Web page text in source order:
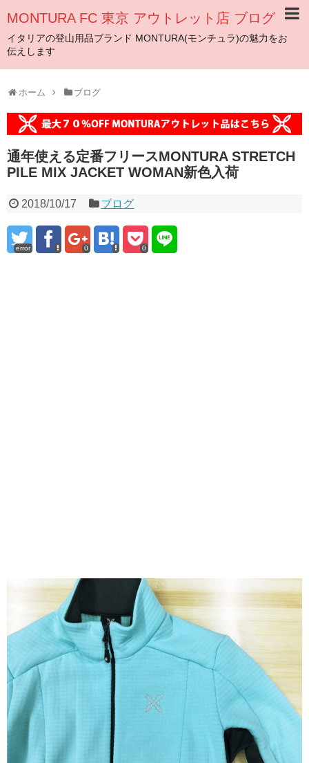
MONTURA FC 東京 アウトレット店 ブログ
イタリアの登山用品ブランド MONTURA(モンチュラ)の魅力をお
伝えします
ホーム ブログ
通年使える定番フリースMONTURA STRETCH
PILE MIX JACKET WOMAN新色入荷
2018/10/17 ブログ
error 0 0